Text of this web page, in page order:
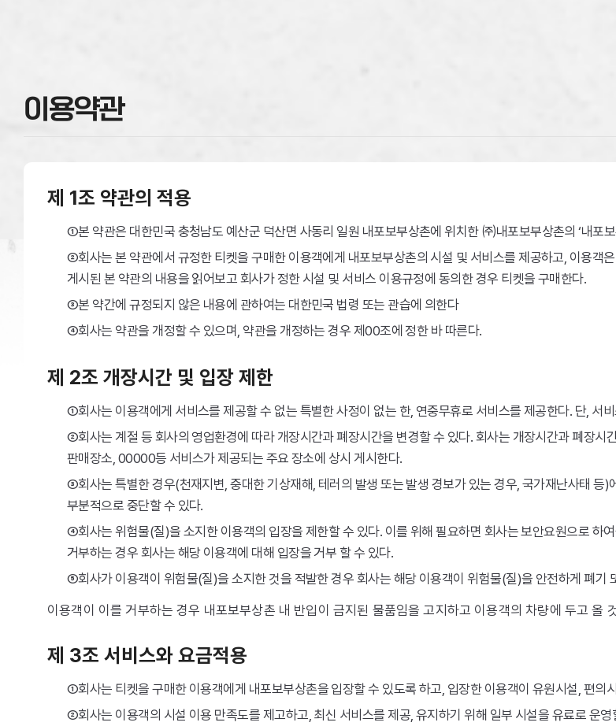
이용약관
제 1조 약관의 적용
①본 약관은 대한민국 충청남도 예산군 덕산면 사동리 일원 내포보부상촌에 위치한 ㈜내포보부상촌의 ‘내포
②회사는 본 약관에서 규정한 티켓을 구매한 이용객에게 내포보부상촌의 시설 및 서비스를 제공하고, 이용객
게시된 본 약관의 내용을 읽어보고 회사가 정한 시설 및 서비스 이용규정에 동의한 경우 티켓을 구매한다.
③본 약간에 규정되지 않은 내용에 관하여는 대한민국 법령 또는 관습에 의한다
④회사는 약관을 개정할 수 있으며, 약관을 개정하는 경우 제00조에 정한 바 따른다.
제 2조 개장시간 및 입장 제한
①회사는 이용객에게 서비스를 제공할 수 없는 특별한 사정이 없는 한, 연중무휴로 서비스를 제공한다. 단, 서
②회사는 계절 등 회사의 영업환경에 따라 개장시간과 폐장시간을 변경할 수 있다. 회사는 개장시간과 폐장시
판매장소, 00000등 서비스가 제공되는 주요 장소에 상시 게시한다.
③회사는 특별한 경우(천재지변, 중대한 기상재해, 테러의 발생 또는 발생 경보가 있는 경우, 국가재난사태
부분적으로 중단할 수 있다.
④회사는 위험물(질)을 소지한 이용객의 입장을 제한할 수 있다. 이를 위해 필요하면 회사는 보안요원으로 하
거부하는 경우 회사는 해당 이용객에 대해 입장을 거부 할 수 있다.
⑤회사가 이용객이 위험물(질)을 소지한 것을 적발한 경우 회사는 해당 이용객이 위험물(질)을 안전하게 폐기
이용객이 이를 거부하는 경우 내포보부상촌 내 반입이 금지된 물품임을 고지하고 이용객의 차량에 두고 올
제 3조 서비스와 요금적용
①회사는 티켓을 구매한 이용객에게 내포보부상촌을 입장할 수 있도록 하고, 입장한 이용객이 유원시설, 편의
②회사는 이용객의 시설 이용 만족도를 제고하고, 최신 서비스를 제공, 유지하기 위해 일부 시설을 유료로 운